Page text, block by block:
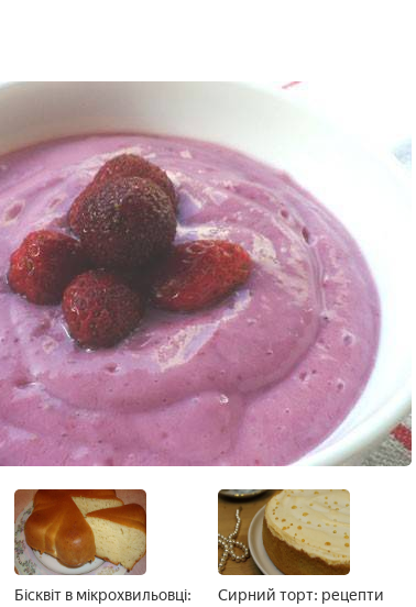
Бісквіт в мікрохвильовці:
Сирний торт: рецепти